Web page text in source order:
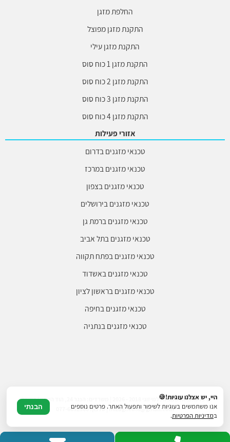
החלפת מזגן
התקנת מזגן מפוצל
התקנת מזגן עילי
התקנת מזגן 1 כוח סוס
התקנת מזגן 2 כוח סוס
התקנת מזגן 3 כוח סוס
התקנת מזגן 4 כוח סוס
אזורי פעילות
טכנאי מזגנים בדרום
טכנאי מזגנים במרכז
טכנאי מזגנים בצפון
טכנאי מזגנים בירושלים
טכנאי מזגנים ברמת גן
טכנאי מזגנים בתל אביב
טכנאי מזגנים בפתח תקווה
טכנאי מזגנים באשדוד
טכנאי מזגנים בראשון לציון
טכנאי מזגנים בחיפה
טכנאי מזגנים בנתניה
© כל הזכויות שמורות למיזוגי 2018 - 2026 | משרדים: הנגר 24, הוד השרון | דוא"ל:
mizugi.co.il@gmail.com | טלפון: 077-6052500
היי, יש אצלנו עוגיות!🍪
אנו משתמשים בעוגיות לשיפור ותפעול האתר. פרטים נוספים
במדיניות הפרטיות.
הבנתי